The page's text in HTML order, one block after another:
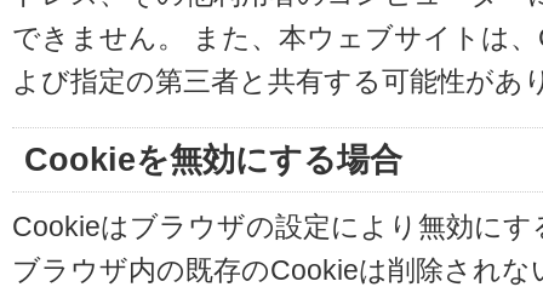
できません。 また、本ウェブサイトは
よび指定の第三者と共有する可能性があ
Cookieを無効にする場合
Cookieはブラウザの設定により無効に
ブラウザ内の既存のCookieは削除され